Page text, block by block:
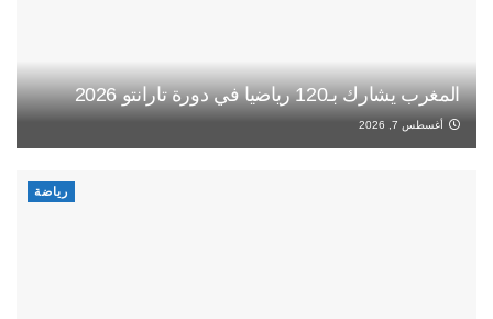
المغرب يشارك بـ120 رياضيا في دورة تارانتو 2026
أغسطس 7, 2026
رياضة